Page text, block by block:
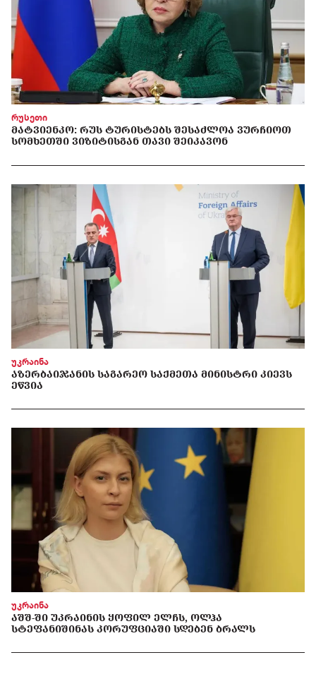
რუსეთი
ᲛᲐᲢᲕᲘᲔᲜᲙᲝ: ᲠᲣᲡ ᲢᲣᲠᲘᲡᲢᲔᲑᲡ ᲨᲔᲡᲐᲫᲚᲝᲐ ᲕᲣᲠᲩᲘᲝᲗ
ᲡᲝᲛᲮᲔᲗᲨᲘ ᲕᲘᲖᲘᲢᲘᲡᲒᲐᲜ ᲗᲐᲕᲘ ᲨᲔᲘᲙᲐᲕᲝᲜ
უკრაინა
ᲐᲖᲔᲠᲑᲐᲘᲯᲐᲜᲘᲡ ᲡᲐᲒᲐᲠᲔᲝ ᲡᲐᲥᲛᲔᲗᲐ ᲛᲘᲜᲘᲡᲢᲠᲘ ᲙᲘᲔᲕᲡ
ᲔᲬᲕᲘᲐ
უკრაინა
ᲐᲨᲨ-ᲨᲘ ᲣᲙᲠᲐᲘᲜᲘᲡ ᲧᲝᲤᲘᲚ ᲔᲚᲩᲡ, ᲝᲚᲰᲐ
ᲡᲢᲔᲤᲐᲜᲘᲨᲘᲜᲐᲡ ᲙᲝᲠᲣᲤᲪᲘᲐᲨᲘ ᲡᲓᲔᲑᲔᲜ ᲑᲠᲐᲚᲡ